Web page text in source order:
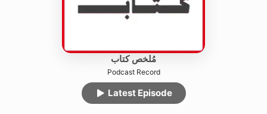
مُلخص كتاب
Podcast Record
Latest Episode